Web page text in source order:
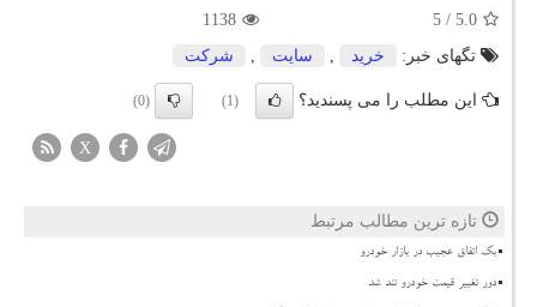
5.0
/ 5
1138
تگهای خبر:
خرید , سایت , شركت
این مطلب را می پسندید؟ (1)
(0)
X
تازه ترین مطالب مرتبط
بک اتفاق عجیب در بازار خودرو
دور تغییر قیمت خودرو تند شد